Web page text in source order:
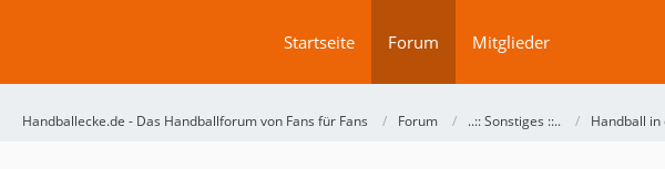
Startseite Forum Mitglieder
Handballecke.de - Das Handballforum von Fans für Fans Forum ..:: Sonstiges ::.. Handball